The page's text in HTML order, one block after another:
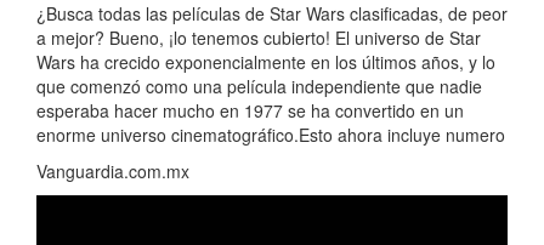
¿Busca todas las películas de Star Wars clasificadas, de peor
a mejor? Bueno, ¡lo tenemos cubierto! El universo de Star
Wars ha crecido exponencialmente en los últimos años, y lo
que comenzó como una película independiente que nadie
esperaba hacer mucho en 1977 se ha convertido en un
enorme universo cinematográfico.Esto ahora incluye numero
Vanguardia.com.mx